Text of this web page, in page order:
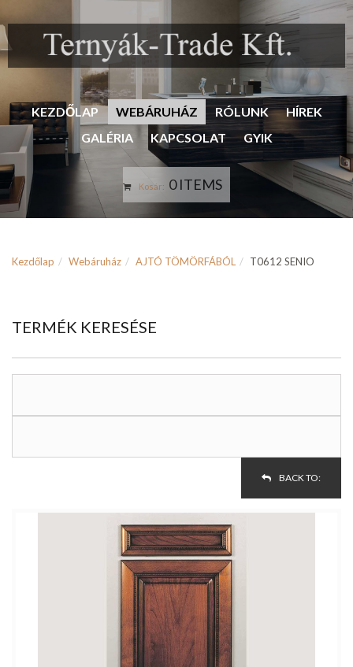
KEZDŐLAP WEBÁRUHÁZ RÓLUNK
HÍREK
GALÉRIA
KAPCSOLAT GYIK
Kosár: 0 ITEMS
Kezdőlap Webáruház AJTÓ TÖMÖRFÁBÓL T0612 SENIO
TERMÉK KERESÉSE
BACK TO: